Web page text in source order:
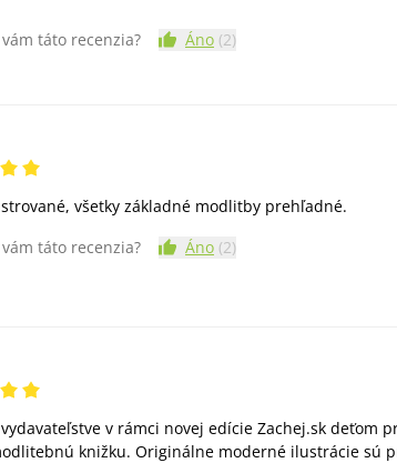
táto recenzia?
Áno (2)
všetky základné modlitby prehľadné.
táto recenzia?
Áno (2)
v rámci novej edície Zachej.sk deťom
knižku. Originálne moderné ilustrácie sú